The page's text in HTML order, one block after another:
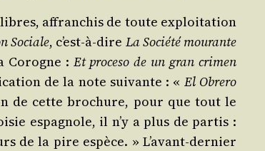
libres, affran­chis de toute exploi­ta­tion
Sociale, c’est-à-dire La Socié­té mou­rante
Corogne : Et pro­ce­so de un gran cri­men
de la note sui­vante : « El Obre­ro
de cette bro­chure, pour que tout le
espa­gnole, il n’y a plus de par­tis :
de la pire espèce. » L’a­vant-der­nier